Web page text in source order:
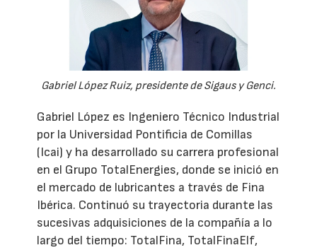
Gabriel López Ruiz, presidente de Sigaus y Genci.
Gabriel López es Ingeniero Técnico Industrial
por la Universidad Pontificia de Comillas
(Icai) y ha desarrollado su carrera profesional
en el Grupo TotalEnergies, donde se inició en
el mercado de lubricantes a través de Fina
Ibérica. Continuó su trayectoria durante las
sucesivas adquisiciones de la compañía a lo
largo del tiempo: TotalFina, TotalFinaElf,